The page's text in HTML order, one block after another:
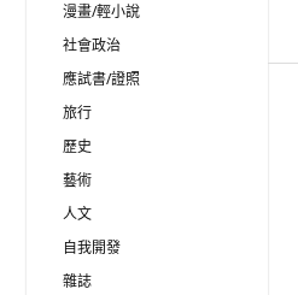
漫畫/輕小說
社會政治
應試書/證照
旅行
歷史
藝術
人文
自我開發
雜誌